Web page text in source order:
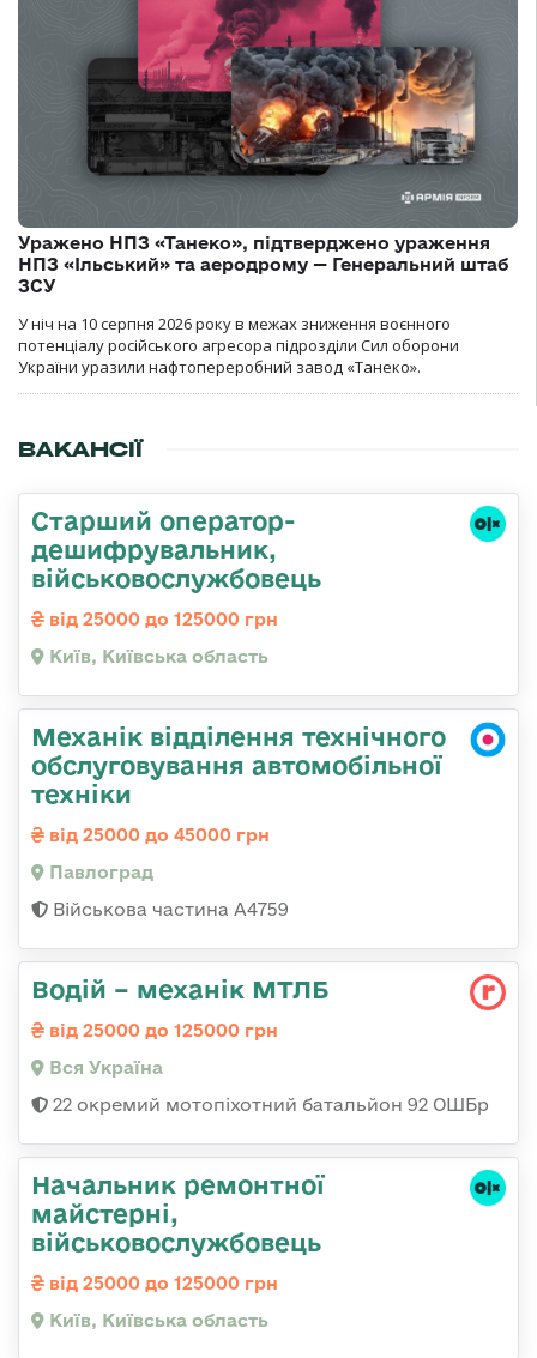
Уражено НПЗ «Танеко», підтверджено ураження
НПЗ «Ільський» та аеродрому — Генеральний штаб
ЗСУ
У ніч на 10 серпня 2026 року в межах зниження воєнного
потенціалу російського агресора підрозділи Сил оборони
України уразили нафтопереробний завод «Танеко».
ВАКАНСІЇ
Старший оператор-
дешифрувальник,
військовослужбовець
від 25000 до 125000 грн
Київ, Київська область
Механік відділення технічного
обслуговування автомобільної
техніки
від 25000 до 45000 грн
Павлоград
Військова частина А4759
Водій – механік МТЛБ
від 25000 до 125000 грн
Вся Україна
22 окремий мотопіхотний батальйон 92 ОШБр
Начальник ремонтної
майстерні,
військовослужбовець
від 25000 до 125000 грн
Київ, Київська область